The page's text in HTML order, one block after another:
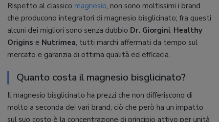
Rispetto al classico magnesio, non sono moltissimi i brand
che producono integratori di magnesio bisglicinato; fra questi
alcuni dei migliori sono senza dubbio Dr. Giorgini, Healthy
Origins e Nutrimea, tutti marchi affermati da tempo sul
mercato e garanzia di ottima qualità ed efficacia.
Quanto costa il magnesio bisglicinato?
Il magnesio bisglicinato ha prezzi che non differiscono di
molto a seconda dei vari brand; ciò che però ha un impatto
sul suo costo è la concentrazione di principio attivo per unità